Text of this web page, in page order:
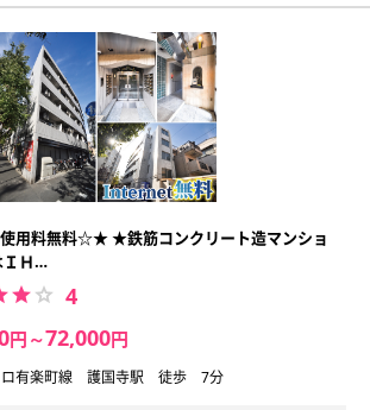
用料無料☆★ ★鉄筋コンクリート造マンショ
ＩＨ…
4
円 ～72,000円
ロ有楽町線 護国寺駅 徒歩 7分